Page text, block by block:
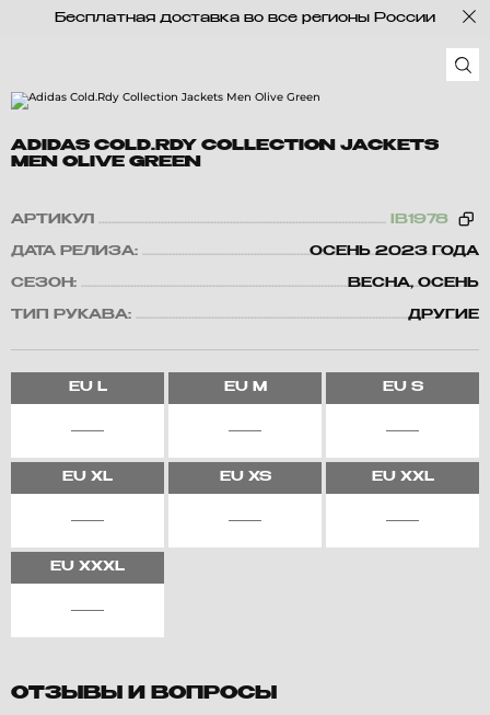
Бесплатная доставка во все регионы России
ADIDAS COLD.RDY COLLECTION JACKETS
MEN OLIVE GREEN
АРТИКУЛ IB1978
ДАТА РЕЛИЗА: ОСЕНЬ 2023 ГОДА
СЕЗОН: ВЕСНА, ОСЕНЬ
ТИП РУКАВА: ДРУГИЕ
EUL EUM EUS
EU XL EUXS EUXXL
EU XXXL
ОТЗЫВЫ И ВОПРОСЫ